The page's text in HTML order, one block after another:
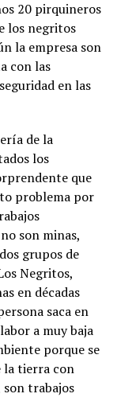
20 pirquineros
los negritos
la empresa son
con las
en las
de la
los
que
problema por
son minas,
grupos de
Negritos,
en décadas
saca en
a muy baja
porque se
la tierra con
son trabajos